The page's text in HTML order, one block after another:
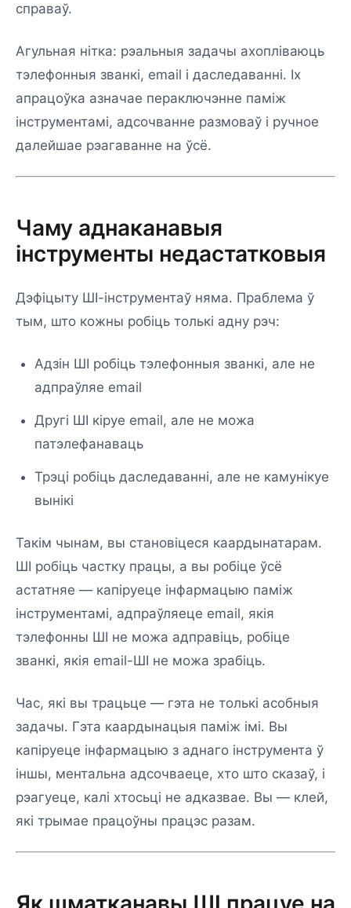
справаў.
Агульная нітка: рэальныя задачы ахопліваюць
тэлефонныя званкі, email і даследаванні. Іх
апрацоўка азначае пераключэнне паміж
інструментамі, адсочванне размоваў і ручное
далейшае рэагаванне на ўсё.
Чаму аднаканавыя
інструменты недастатковыя
Дэфіцыту ШІ-інструментаў няма. Праблема ў
тым, што кожны робіць толькі адну рэч:
Адзін ШІ робіць тэлефонныя званкі, але не
адпраўляе email
Другі ШІ кіруе email, але не можа
патэлефанаваць
Трэці робіць даследаванні, але не камунікуе
вынікі
Такім чынам, вы становіцеся каардынатарам.
ШІ робіць частку працы, а вы робіце ўсё
астатняе — капіруеце інфармацыю паміж
інструментамі, адпраўляеце email, якія
тэлефонны ШІ не можа адправіць, робіце
званкі, якія email-ШІ не можа зрабіць.
Час, які вы трацьце — гэта не толькі асобныя
задачы. Гэта каардынацыя паміж імі. Вы
капіруеце інфармацыю з аднаго інструмента ў
іншы, ментальна адсочваеце, хто што сказаў, і
рэагуеце, калі хтосьці не адказвае. Вы — клей,
які трымае працоўны працэс разам.